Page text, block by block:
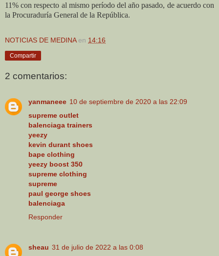
11% con respecto al mismo período del año pasado, de acuerdo con
la Procuraduría General de la República.
NOTICIAS DE MEDINA en 14:16
Compartir
2 comentarios:
yanmaneee 10 de septiembre de 2020 a las 22:09
supreme outlet
balenciaga trainers
yeezy
kevin durant shoes
bape clothing
yeezy boost 350
supreme clothing
supreme
paul george shoes
balenciaga
Responder
sheau 31 de julio de 2022 a las 0:08